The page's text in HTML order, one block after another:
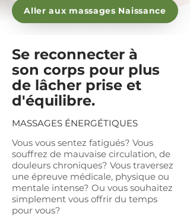
Aller aux massages Naissance
Se reconnecter à
son corps pour plus
de lâcher prise et
d'équilibre.
MASSAGES ÉNERGÉTIQUES
Vous vous sentez fatigués? Vous
souffrez de mauvaise circulation, de
douleurs chroniques? Vous traversez
une épreuve médicale, physique ou
mentale intense? Ou vous souhaitez
simplement vous offrir du temps
pour vous?